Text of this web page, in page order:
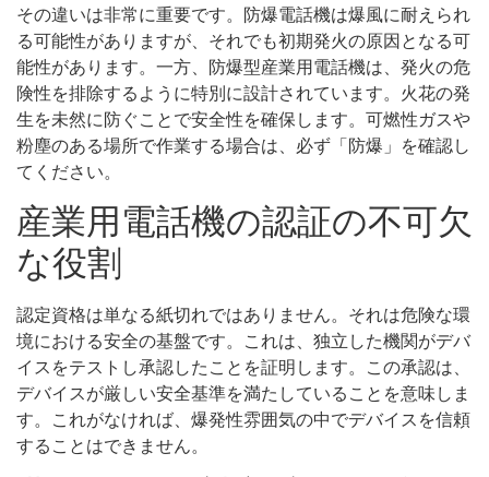
その違いは非常に重要です。防爆電話機は爆風に耐えられ
る可能性がありますが、それでも初期発火の原因となる可
能性があります。一方、防爆型産業用電話機は、発火の危
険性を排除するように特別に設計されています。火花の発
生を未然に防ぐことで安全性を確保します。可燃性ガスや
粉塵のある場所で作業する場合は、必ず「防爆」を確認し
てください。
産業用電話機の認証の不可欠
な役割
認定資格は単なる紙切れではありません。それは危険な環
境における安全の基盤です。これは、独立した機関がデバ
イスをテストし承認したことを証明します。この承認は、
デバイスが厳しい安全基準を満たしていることを意味しま
す。これがなければ、爆発性雰囲気の中でデバイスを信頼
することはできません。